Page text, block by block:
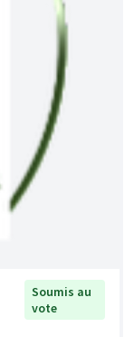
Soumis au
vote